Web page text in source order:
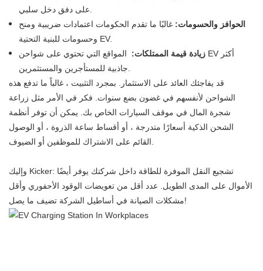
الحوافز والحسومات:غالبًا ما تقدم الحكومات اعتمادات ضريبية ومنح
وحسومات للبنية التحتية EV.
زيادة قيمة الممتلكات:
المواقع التي تحتوي على شواحن EV أكثر
قد يفاجئك العائد على الاستثمار. بمجرد التثبيت ، غالباً ما تدفع هذه
الشواحن لأنفسهم في غضون بضع سنوات. فكر في الأمر مثل زراعة
شجرة المال في موقف السيارات الخاص بك. يمكن أن توفر أنظمة
الشحن الذكية أسعارًا متدرجة ، أو أقساط ساعة الذروة ، أو الوصول
وإليك Kicker: تشجيع النقل الموفرة للطاقة داخل شركتك يوفر أيضًا
الأموال على المدى الطويل. عدد أقل من تعويضات الوقود الأحفوري وأقل
مشكلات الصيانة في أساطيل الشركة تضيف ما يصل!